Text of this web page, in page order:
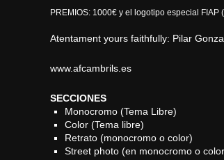
PREMIOS: 1000€ y el logotipo especial
Atentament yours faithfully: Pilar
www.afcambrils.es
SECCIONES
Monocromo (Tema Libre)
Color (Tema libre)
Retrato (monocromo o color)
Street photo (en monocromo o